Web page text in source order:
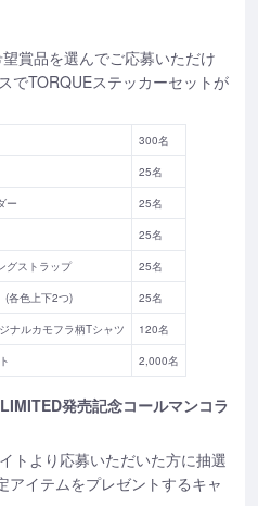
賞品を選んでご応募いただけ
でTORQUEステッカーセットが
300名
25名
ー 25名
25名
グストラップ 25名
(各色上下2つ) 25名
ナルカモフラ柄Tシャツ 120名
2,000名
発売記念コールマンコラ
トより応募いただいた方に抽選
アイテムをプレゼントするキャ